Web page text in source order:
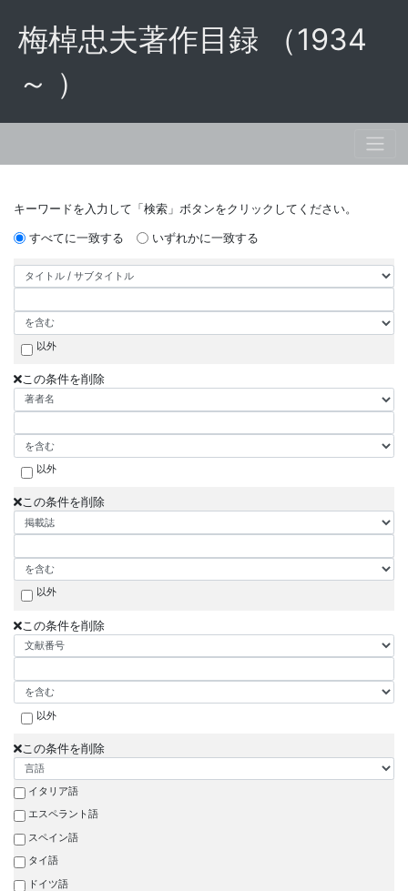
梅棹忠夫著作目録 （1934
～ ）
キーワードを入力して「検索」ボタンをクリックしてください。
すべてに一致する
いずれかに一致する
以外
この条件を削除
以外
この条件を削除
以外
この条件を削除
以外
この条件を削除
イタリア語
エスペラント語
スペイン語
タイ語
ドイツ語